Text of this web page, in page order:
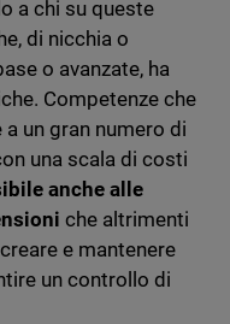
a chi su queste
di nicchia o
o avanzate, ha
Competenze che
un gran numero di
una scala di costi
anche alle
che altrimenti
e mantenere
un controllo di